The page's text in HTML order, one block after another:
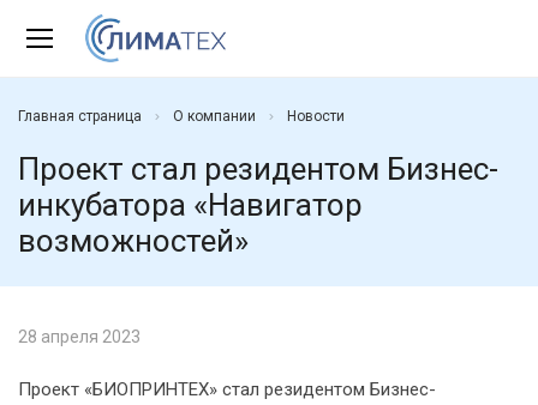
Главная страница О компании Новости
Проект стал резидентом Бизнес-
инкубатора «Навигатор
возможностей»
28 апреля 2023
Проект «БИОПРИНТЕХ» стал резидентом Бизнес-